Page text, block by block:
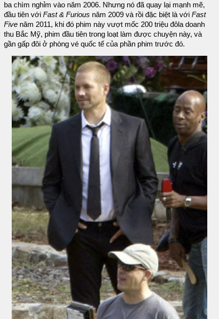
ba chìm nghỉm vào năm 2006. Nhưng nó đã quay lại mạnh mẽ,
đầu tiên với Fast & Furious năm 2009 và rồi đặc biệt là với Fast
Five năm 2011, khi đó phim này vượt mốc 200 triệu đôla doanh
thu Bắc Mỹ, phim đầu tiên trong loạt làm được chuyện này, và
gần gấp đôi ở phòng vé quốc tế của phần phim trước đó.